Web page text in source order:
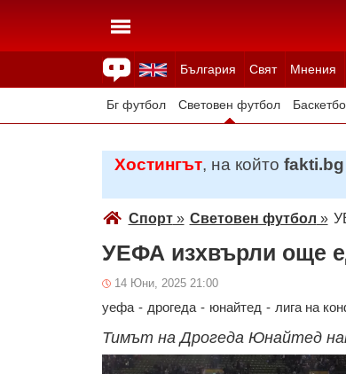
България Свят Мнения
Здраве Времето Анкети Вицове
Бг футбол Световен футбол
Хостингът, на койтоfakti.bg
Спорт» Световен футбол »
УЕФА изхвърли още
14 Юни, 2025 21:00
уефа - дрогеда - юнайтед - лига на
Тимът на Дрогеда Юнайтед